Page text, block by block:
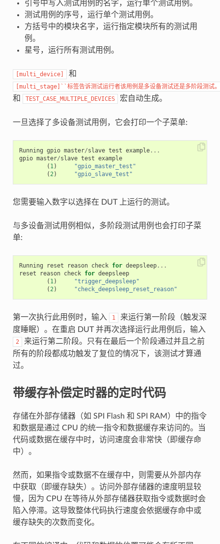
引号中写入测试用例的名字，运行单个测试用例。
测试用例的序号，运行单个测试用例。
方括号中的模块名字，运行指定模块所有的测试用
例。
星号，运行所有测试用例。
[multi_device] 和
[multi_stage]``标签告诉测试运行者该用例是多设备测试还是多阶段测试
和 TEST_CASE_MULTIPLE_DEVICES 宏自动生成。
一旦选择了多设备测试用例，它会打印一个子菜单:
Running gpio master/slave test example...
gpio master/slave test example
( 1)
"gpio_master_test"
(2) "gpio_slave_test"
您需要输入数字以选择在 DUT 上运行的测试。
与多设备测试用例相似，多阶段测试用例也会打印子菜
单:
Running reset reason check for deepsleep...
reset
reason check for deepsleep
( 1)
"trigger_deepsleep"
(2) "check_deepsleep_reset_reason"
第一次执行此用例时，输入 1
来运行第一阶段（触发深
度睡眠）。在重启 DUT 并再次选择运行此用例后，输入
2
来运行第二阶段。只有在最后一个阶段通过并且之前
所有的阶段都成功触发了复位的情况下，该测试才算通
过。
带缓存补偿定时器的定时代码
存储在外部存储器（如 SPI Flash 和 SPI RAM）中的指令
和数据是通过 CPU 的统一指令和数据缓存来访问的。当
代码或数据在缓存中时，访问速度会非常快（即缓存命
中）。
然而，如果指令或数据不在缓存中，则需要从外部内存
中获取（即缓存缺失）。访问外部存储器的速度明显较
慢，因为 CPU 在等待从外部存储器获取指令或数据时会
陷入停滞。这导致整体代码执行速度会依据缓存命中或
缓存缺失的次数而变化。